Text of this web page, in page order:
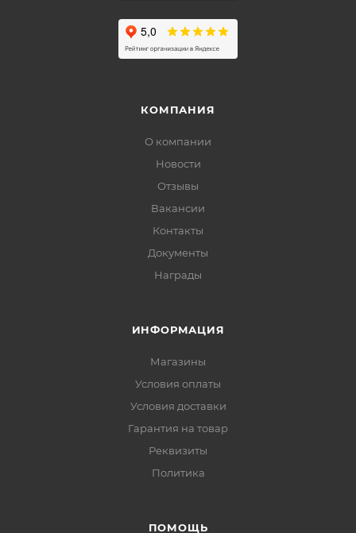
КОМПАНИЯ
О компании
Новости
Отзывы
Вакансии
Контакты
Документы
Награды
ИНФОРМАЦИЯ
Магазины
Условия оплаты
Условия доставки
Гарантия на товар
Реквизиты
Политика
ПОМОЩЬ